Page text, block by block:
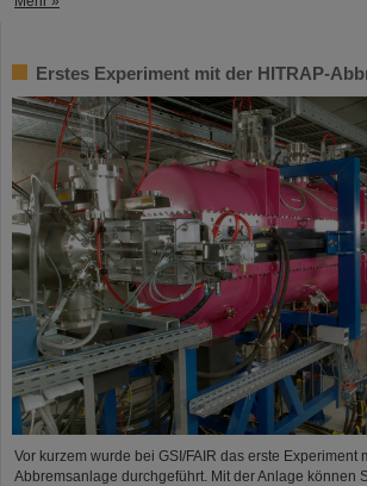
Erstes Experiment mit der HITRAP-
Vor kurzem wurde bei GSI/FAIR das erste Experiment
Abbremsanlage durchgeführt. Mit der Anlage können